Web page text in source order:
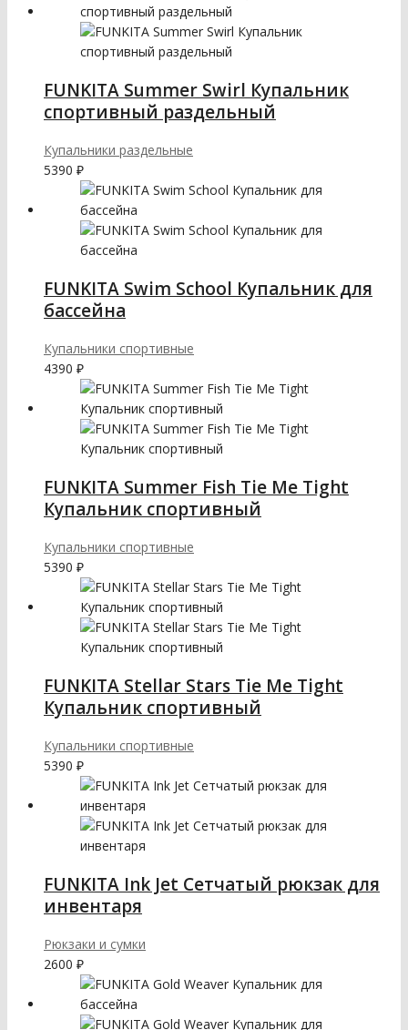
FUNKITA Summer Swirl Купальник
спортивный раздельный
Купальники раздельные
5390 ₽
FUNKITA Swim School Купальник для
бассейна
Купальники спортивные
4390 ₽
FUNKITA Summer Fish Tie Me Tight
Купальник спортивный
Купальники спортивные
5390 ₽
FUNKITA Stellar Stars Tie Me Tight
Купальник спортивный
Купальники спортивные
5390 ₽
FUNKITA Ink Jet Сетчатый рюкзак для
инвентаря
Рюкзаки и сумки
2600 ₽